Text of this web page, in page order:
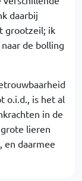
daarbij
grootzeil; ik
de bolling
o.i.d., is het al
in de
lieren
en daarmee